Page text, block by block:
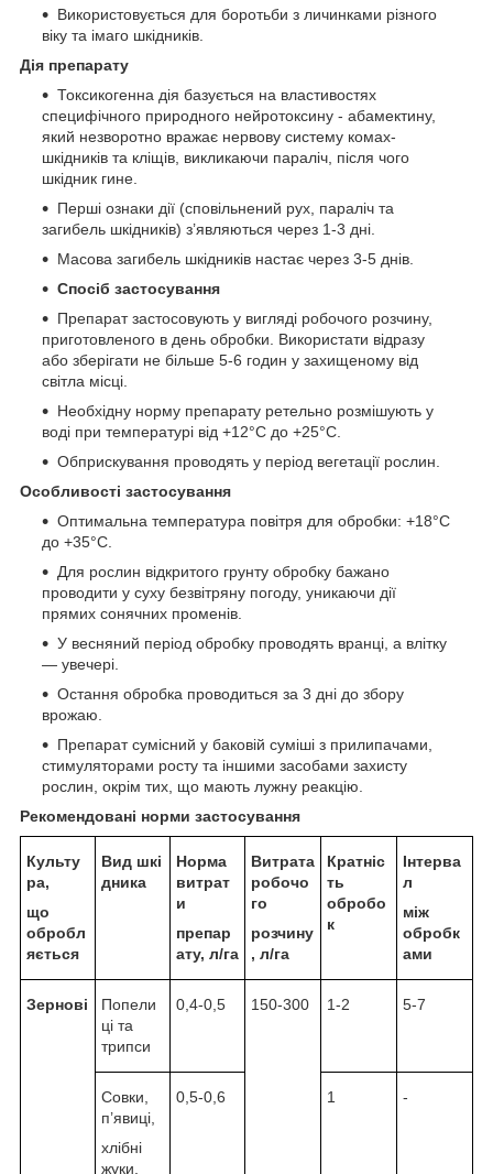
Використовується для боротьби з личинками різного
віку та імаго шкідників.
Дія препарату
Токсикогенна дія базується на властивостях
специфічного природного нейротоксину - абамектину,
який незворотно вражає нервову систему комах-
шкідників та кліщів, викликаючи параліч, після чого
шкідник гине.
Перші ознаки дії (сповільнений рух, параліч та
загибель шкідників) з’являються через 1-3 дні.
Масова загибель шкідників настає через 3-5 днів.
Спосіб застосування
Препарат застосовують у вигляді робочого розчину,
приготовленого в день обробки. Використати відразу
або зберігати не більше 5-6 годин у захищеному від
світла місці.
Необхідну норму препарату ретельно розмішують у
воді при температурі від +12°C до +25°C.
Обприскування проводять у період вегетації рослин.
Особливості застосування
Оптимальна температура повітря для обробки: +18°C
до +35°C.
Для рослин відкритого грунту обробку бажано
проводити у суху безвітряну погоду, уникаючи дії
прямих сонячних променів.
У весняний період обробку проводять вранці, а влітку
— увечері.
Остання обробка проводиться за 3 дні до збору
врожаю.
Препарат сумісний у баковій суміші з прилипачами,
стимуляторами росту та іншими засобами захисту
рослин, окрім тих, що мають лужну реакцію.
Рекомендовані норми застосування
Культу
ра,
що
обробл
яється
Вид шкі
дника
Норма
витрат
и
препар
ату, л/га
Витрата
робочо
го
розчину
, л/га
Кратніс
ть
обробо
к
Інтерва
л
між
обробк
ами
Зернові
Попели
ці та
трипси
0,4-0,5 150-300 1-2 5-7
Совки,
п’явиці,
хлібні
жуки,
0,5-0,6 1 -